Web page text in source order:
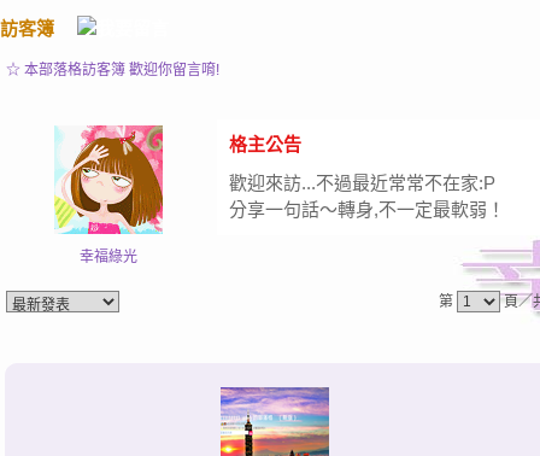
訪客簿
☆ 本部落格訪客簿 歡迎你留言唷!
幸福綠光
格主公告
歡迎來訪...不過最近常常不在家:P
分享一句話～轉身,不一定最軟弱！
第 頁／